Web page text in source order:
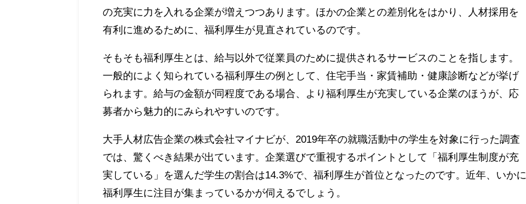
の充実に力を入れる企業が増えつつあります。ほかの企業との差別化をはかり、人材採用を
有利に進めるために、福利厚生が見直されているのです。
そもそも福利厚生とは、給与以外で従業員のために提供されるサービスのことを指します。
一般的によく知られている福利厚生の例として、住宅手当・家賃補助・健康診断などが挙げ
られます。給与の金額が同程度である場合、より福利厚生が充実している企業のほうが、応
募者から魅力的にみられやすいのです。
大手人材広告企業の株式会社マイナビが、2019年卒の就職活動中の学生を対象に行った調査
では、驚くべき結果が出ています。企業選びで重視するポイントとして「福利厚生制度が充
実している」を選んだ学生の割合は14.3%で、福利厚生が首位となったのです。近年、いかに
福利厚生に注目が集まっているかが伺えるでしょう。